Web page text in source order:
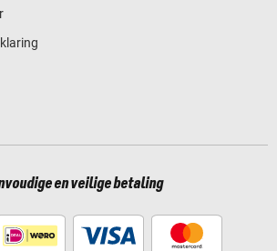
en veilige betaling